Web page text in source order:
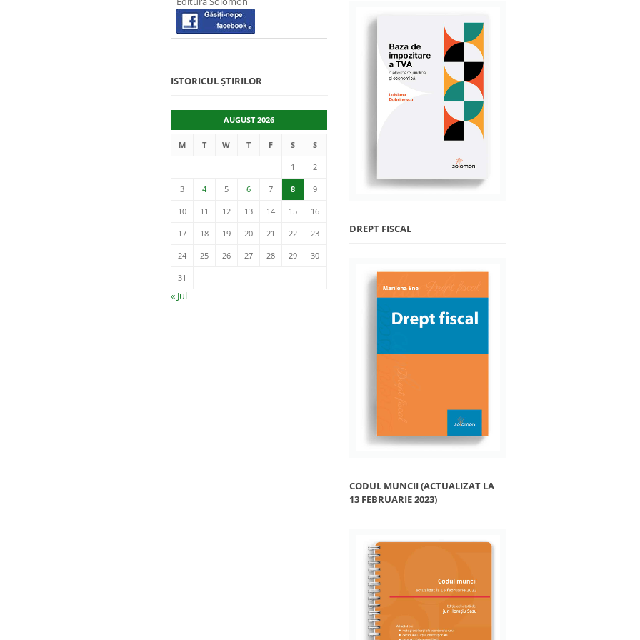
ISTORICUL ȘTIRILOR
AUGUST 2026
M T W T F S S
1 2
3 4 5 6 7 8 9
10 11 12 13 14 15 16
17 18 19 20 21 22 23
24 25 26 27 28 29 30
31
« Jul
DREPT FISCAL
CODUL MUNCII (ACTUALIZAT LA
13 FEBRUARIE 2023)